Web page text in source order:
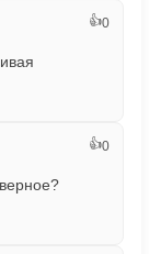
👍0
👍0